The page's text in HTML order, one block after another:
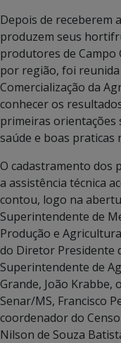
Depois de receberem
produzem seus
produtores de Campo
por região, foi
Comercialização da
conhecer os
primeiras orientações
saúde e boas praticas
O cadastramento dos
a assistência técnica
contou, logo na
Superintendente de
Produção e
do Diretor Presidente
Superintendente de
Grande, João Krabbe,
Senar/MS, Francisco
coordenador do
Nilson de Souza